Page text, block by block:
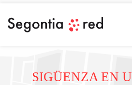
SIGÜENZA EN